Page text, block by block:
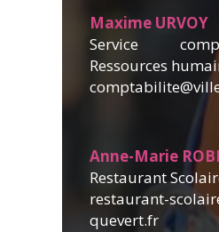
Maxime URVOY
Service
Ressources
Anne-Marie
Restaurant
restaurant-
quevert.fr